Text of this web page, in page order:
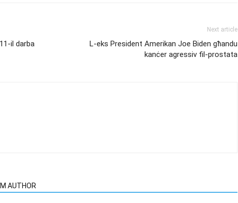
il darba
Next article
L-eks President Amerikan Јoe Biden għandu
kanċer agressiv fil-prostata
AUTHOR